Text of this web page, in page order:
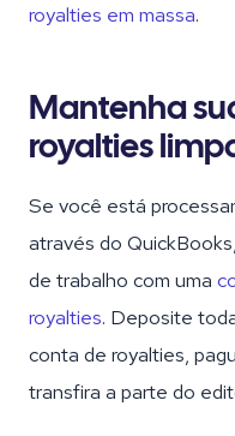
royalties em massa.
Mantenha
royalties
Se você está
através do
de trabalho com uma
royalties. Deposite
conta de royalties,
transfira a parte do